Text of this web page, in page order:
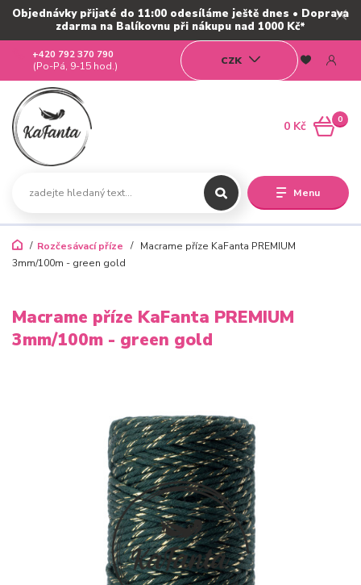
Objednávky přijaté do 11:00 odesíláme ještě dnes • Doprava
zdarma na Balíkovnu při nákupu nad 1000 Kč*
Menu
CZK
+420 792 370 790
(Po-Pá, 9-15 hod.)
0
0 Kč
Rozčesávací příze
Macrame příze KaFanta PREMIUM
3mm/100m - green gold
Macrame příze KaFanta PREMIUM
3mm/100m - green gold